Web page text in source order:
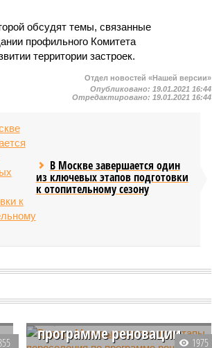
обсудят темы, связанные
профильного Комитета
территории застроек.
Отдел новостей «Нашей версии»
Опубликовано: 19.01.2021 16:44
Отредактировано: 19.01.2021 16:44
В Москве завершается один
из ключевых этапов подготовки
к отопительному сезону
Власти Москвы
определили этапы
программе реновации
1975